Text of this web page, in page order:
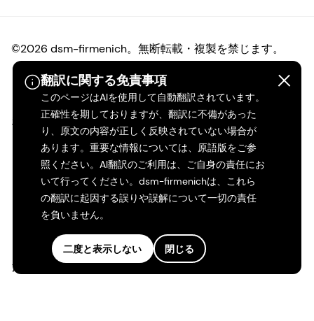
翻訳に関する免責事項
このページはAIを使用して自動翻訳されています。
正確性を期しておりますが、翻訳に不備があった
り、原文の内容が正しく反映されていない場合が
あります。重要な情報については、原語版をご参
照ください。AI翻訳のご利用は、ご自身の責任にお
いて行ってください。dsm-firmenichは、これら
の翻訳に起因する誤りや誤解について一切の責任
を負いません。
二度と表示しない 閉じる
カリフォルニアの透明性
アクセシビリティ・ステートメント
法的情報
サイトマップ